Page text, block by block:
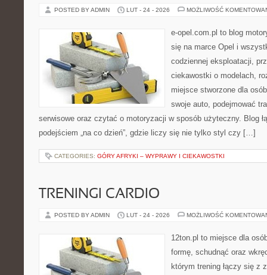
POSTED BY ADMIN LUT - 24 - 2026 MOŻLIWOŚĆ
e-opel.com.pl to blog
się na marce Opel i
codziennej eksploatacji,
ciekawostki o modelach,
miejsce stworzone dla
swoje auto, podejmować
serwisowe oraz czytać o motoryzacji w sposób użyteczny. Blog
podejściem „na co dzień”, gdzie liczy się nie tylko styl czy […]
CATEGORIES: GÓRY AFRYKI – WYPRAWY I CIEKAWOSTKI
TRENINGI CARDIO
POSTED BY ADMIN LUT - 24 - 2026 MOŻLIWOŚĆ
12ton.pl to miejsce dla
formę, schudnąć oraz
którym trening łączy się z